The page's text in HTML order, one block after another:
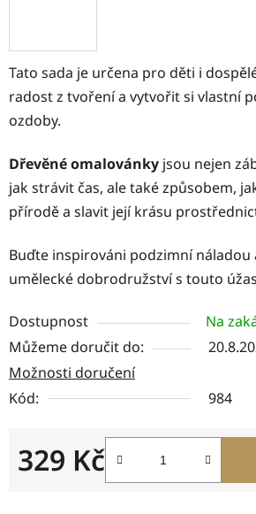
Tato sada je určena pro děti i
radost z tvoření a vytvořit si vlastní
ozdoby.
Dřevěné omalovánky jsou nejen
jak strávit čas, ale také způsobem,
přírodě a slavit její krásu
Buďte inspirováni podzimní náladou
umělecké dobrodružství s touto
Dostupnost
Na
Můžeme doručit do:
Možnosti doručení
Kód:
984
329 Kč